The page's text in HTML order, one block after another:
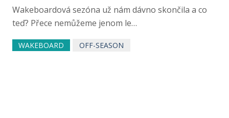
Wakeboardová sezóna už nám dávno skončila a co
teď? Přece nemůžeme jenom le…
WAKEBOARD OFF-SEASON